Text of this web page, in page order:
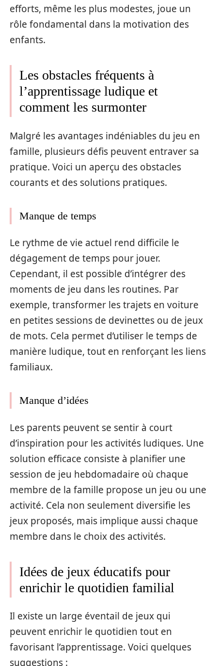
efforts, même les plus modestes, joue un
rôle fondamental dans la motivation des
enfants.
Les obstacles fréquents à
l’apprentissage ludique et
comment les surmonter
Malgré les avantages indéniables du jeu en
famille, plusieurs défis peuvent entraver sa
pratique. Voici un aperçu des obstacles
courants et des solutions pratiques.
Manque de temps
Le rythme de vie actuel rend difficile le
dégagement de temps pour jouer.
Cependant, il est possible d’intégrer des
moments de jeu dans les routines. Par
exemple, transformer les trajets en voiture
en petites sessions de devinettes ou de jeux
de mots. Cela permet d’utiliser le temps de
manière ludique, tout en renforçant les liens
familiaux.
Manque d’idées
Les parents peuvent se sentir à court
d’inspiration pour les activités ludiques. Une
solution efficace consiste à planifier une
session de jeu hebdomadaire où chaque
membre de la famille propose un jeu ou une
activité. Cela non seulement diversifie les
jeux proposés, mais implique aussi chaque
membre dans le choix des activités.
Idées de jeux éducatifs pour
enrichir le quotidien familial
Il existe un large éventail de jeux qui
peuvent enrichir le quotidien tout en
favorisant l’apprentissage. Voici quelques
suggestions :